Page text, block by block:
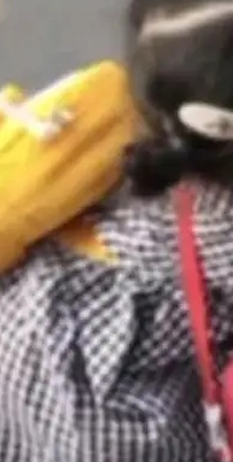
零拷贝
层基
网平将
通信组
实现了一
），
的技术
部署，
多企业已
公有云模
随着 AI
、组织
全性、
先是数据
景，公
需求。
求较...
能
年人工
智能在
赋能、
深信服
着各行
形态逐
不只是
代下，
以及持
算力网关
成本治
清、管
从现在开
结
之一。
之一。
。 Jeff D
职。 他
Ghema
二十多
的共同
员，Se
Oriol Vin
面
这一轮
次补
杭州无
一位全
划步
在软件工